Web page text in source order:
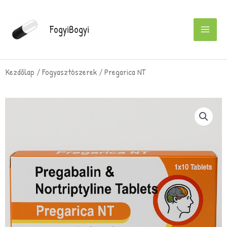
content
FogyiBogyi
Kezdőlap /Fogyasztószerek / Pregarica NT